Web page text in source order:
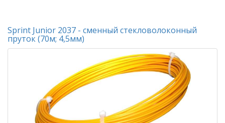
Sprint Junior 2037 - сменный стекловолоконный
пруток (70м; 4,5мм)